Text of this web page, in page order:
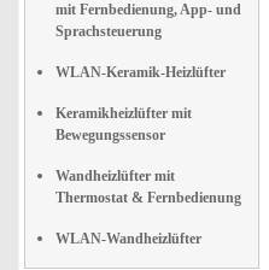
mit Fernbedienung, App- und
Sprachsteuerung
WLAN-Keramik-Heizlüfter
Keramikheizlüfter mit
Bewegungssensor
Wandheizlüfter mit
Thermostat & Fernbedienung
WLAN-Wandheizlüfter